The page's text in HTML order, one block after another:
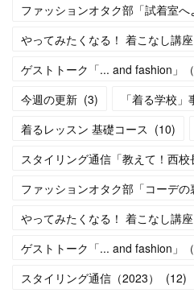
ファッションオタク部「試着室へ
やってみたくなる！ 着こなし講座
ゲストトーク「... and fashion」（
今週の更新 (3) 「着る学校
着るレッスン 基礎コース (10)
スタイリング通信「教えて！西校
ファッションオタク部「コーデの
やってみたくなる！ 着こなし講座
ゲストトーク「... and fashion」（
スタイリング通信（2023）
(12)